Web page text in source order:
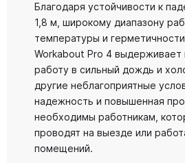
Благодаря устойчивости к
1,8 м, широкому диапазону
температуры и
Workabout Pro 4 выдерживает
работу в сильный дождь и
другие неблагоприятные
надежность и повышенная
необходимы работникам,
проводят на выезде или
помещений.